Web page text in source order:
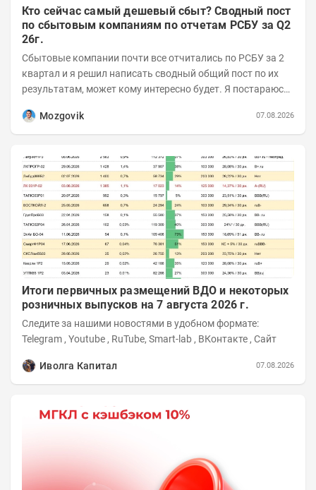
Кто сейчас самый дешевый сбыт? Сводный пост
по сбытовым компаниям по отчетам РСБУ за Q2
26г.
Сбытовые компании почти все отчитались по РСБУ за 2
квартал и я решил написать сводный общий пост по их
результатам, может кому интересно будет. Я постараюсь
Mozgovik
07.08.2026
Итоги первичных размещений ВДО и некоторых
розничных выпусков на 7 августа 2026 г.
Следите за нашими новостями в удобном формате:
Telegram , Youtube , RuTube, Smart-lab , ВКонтакте , Сайт
Иволга Капитал 07.08.2026